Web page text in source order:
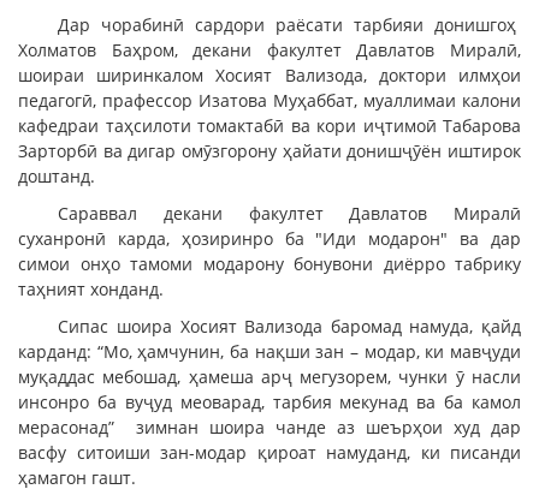
Дар чорабинӣ сардори раёсати тарбияи донишгоҳ
Холматов Баҳром, декани факултет Давлатов Миралӣ,
шоираи ширинкалом Хосият Вализода, доктори илмҳои
педагогӣ, прафессор Изатова Муҳаббат, муаллимаи калони
кафедраи таҳсилоти томактабӣ ва кори иҷтимоӣ Табарова
Зарторбӣ ва дигар омӯзгорону ҳайати донишҷӯён иштирок
доштанд.
Сараввал декани факултет Давлатов Миралӣ
суханронӣ карда, ҳозиринро ба "Иди модарон" ва дар
симои онҳо тамоми модарону бонувони диёрро табрику
таҳният хонданд.
Сипас шоира Хосият Вализода баромад намуда, қайд
карданд: “Мо, ҳамчунин, ба нақши зан – модар, ки мавҷуди
муқаддас мебошад, ҳамеша арҷ мегузорем, чунки ӯ насли
инсонро ба вуҷуд меоварад, тарбия мекунад ва ба камол
мерасонад” зимнан шоира чанде аз шеърҳои худ дар
васфу ситоиши зан-модар қироат намуданд, ки писанди
ҳамагон гашт.